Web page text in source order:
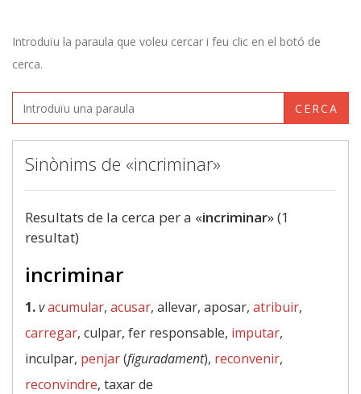
Introduïu la paraula que voleu cercar i feu clic en el botó de
cerca.
CERCA
Sinònims de «incriminar»
Resultats de la cerca per a «incriminar» (1
resultat)
incriminar
1.vacumular, acusar, allevar, aposar, atribuir,
carregar, culpar, fer responsable, imputar,
inculpar, penjar(figuradament), reconvenir,
reconvindre, taxar de